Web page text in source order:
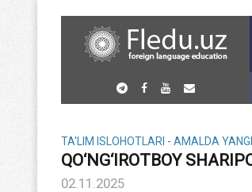
TA'LIM ISLOHOTLARI - AMALDA
QO‘NG‘IROTBOY
02.11.2025